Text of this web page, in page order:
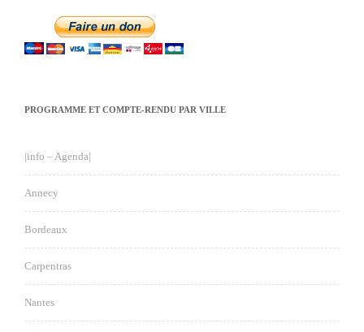
PROGRAMME ET COMPTE-RENDU PAR VILLE
|info – Agenda|
Annecy
Bordeaux
Carpentras
Nantes